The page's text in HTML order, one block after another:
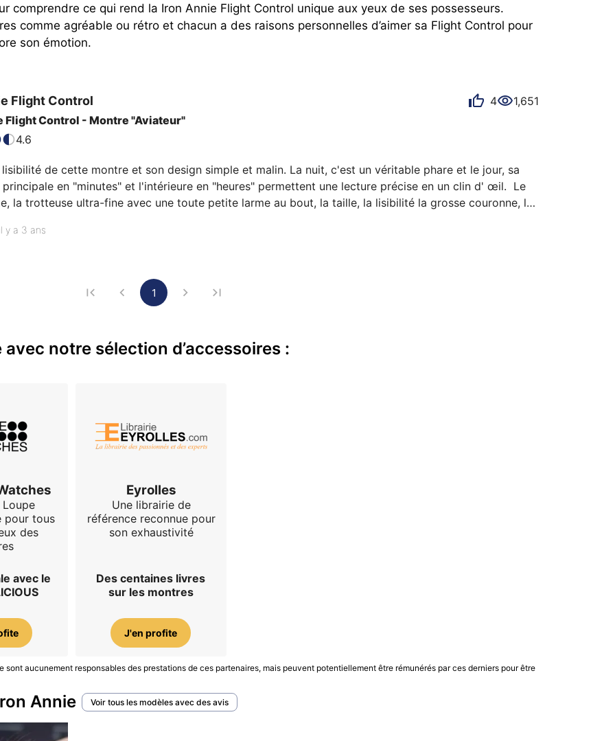
comprendre ce qui rend la Iron Annie Flight Control unique aux yeux de ses possesseurs.
comme agréable ou rétro et chacun a des raisons personnelles d’aimer sa Flight Control pour
son émotion.
Flight Control 4
1,651
Flight Control - Montre "Aviateur"
4.6
de cette montre et son design simple et malin. La nuit, c'est un véritable phare et le jour, sa
en "minutes" et l'intérieure en "heures" permettent une lecture précise en un clin d' œil.  Le
la trotteuse ultra-fine avec une toute petite larme au bout, la taille, la lisibilité la grosse couronne, le
cuir vieillit : tous les code "rétro-pilote" sont là. Le fond plat (transparent), les cornes arrondies,
qualité du cuir souple et avec un g…
il y a 3 ans
1
notre sélection d’accessoires :
pour tous
des
avec le
Eyrolles
Une librairie de
référence reconnue pour
son exhaustivité
Des centaines livres
sur les montres
J'en profite
sont aucunement responsables des prestations de ces partenaires, mais peuvent potentiellement être rémunérés par ces derniers pour être
Annie Voir tous les modèles avec des avis